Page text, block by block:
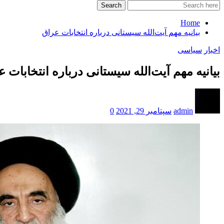
Search
Home
بیانیه مهم آیت‌الله سیستانی درباره انتخابات عراق
اخبار سیاسی
بیانیه مهم آیت‌الله سیستانی درباره انتخابات
admin سپتامبر 29, 2021 0